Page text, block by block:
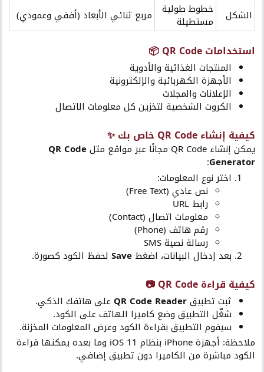
الشكل
خطوط طولية
مستطيلة مربع ثنائي الأبعاد (أفقي وعمودي)
استخدامات QR Code 📦​
المنتجات الغذائية والأدوية
الأجهزة الكهربائية والإلكترونية
الإعلانات والمجلات
الكروت الشخصية لتخزين كل معلومات الاتصال
كيفية إنشاء QR Code خاص بك ✨​
يمكن إنشاء QR Code مجانًا عبر مواقع مثل QR Code
Generator
:
اختر نوع المعلومات:
نص عادي (Free Text)
رابط URL
معلومات اتصال (Contact)
رقم هاتف (Phone)
رسالة نصية SMS
بعد إدخال البيانات، اضغط Save لحفظ الكود كصورة.
كيفية قراءة QR Code 📷​
ثبت تطبيقQR Code Reader على هاتفك الذكي.
شغّل التطبيق وضع كاميرا الهاتف على الكود.
سيقوم التطبيق بقراءة الكود وعرض المعلومات المخزنة.
ملاحظة: أجهزة iPhone بنظام iOS 11 وما بعده يمكنها قراءة
الكود مباشرة من الكاميرا دون تطبيق إضافي.